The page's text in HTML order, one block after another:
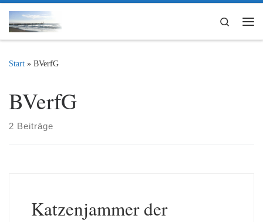
Zum Inhalt springen
Search
Start » BVerfG
BVerfG
2 Beiträge
Katzenjammer der